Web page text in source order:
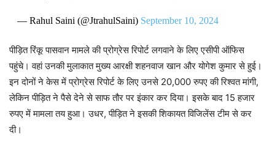
— Rahul Saini (@JtrahulSaini) September 10, 2024
पीड़ित रिंकू पासवान मामले की प्रोग्रेस रिपोर्ट लगवाने के लिए एसीपी ऑफिस
पहुंचे। वहां उनकी मुलाकात मुख्य आरक्षी शहनवाज खान और योगेश कुमार से हुई।
इन दोनों ने केस में प्रोग्रेस रिपोर्ट के लिए उनसे 20,000 रुपए की रिश्वत मांगी,
लेकिन पीड़ित ने पैसे देने से साफ तौर पर इंकार कर दिया। इसके बाद 15 हजार
रुपए में मामला तय हुआ। उधर, पीड़ित ने इसकी शिकायत विजिलेंस टीम से कर
दी।